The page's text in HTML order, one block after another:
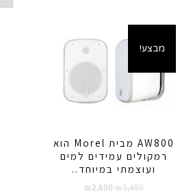
מבצע!
AW800 מבית Morel הוא
רמקולים עמידים למים
ועוצמתי במיוחד..
₪3,490
המחיר₪ 2,690
המחיר